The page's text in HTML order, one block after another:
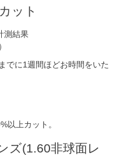
ット
測結果
でに1週間ほどお時間をいた
以上カット。
ズ(1.60非球面レ